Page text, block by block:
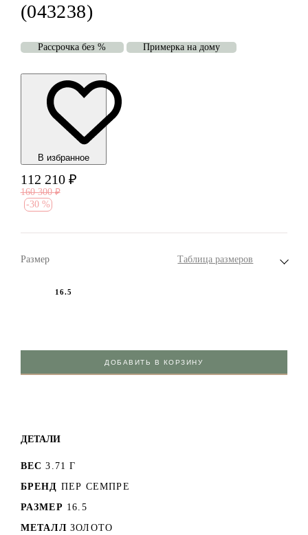
(043238)
Рассрочка без % Примерка на дому
В избранноe
112 210 ₽
160 300 ₽
-30 %
Размер Таблица размеров
16.5
ДОБАВИТЬ В КОРЗИНУ
ДЕТАЛИ
ВЕС 3.71 Г
БРЕНД ПЕР СЕМПРЕ
РАЗМЕР 16.5
МЕТАЛЛ ЗОЛОТО